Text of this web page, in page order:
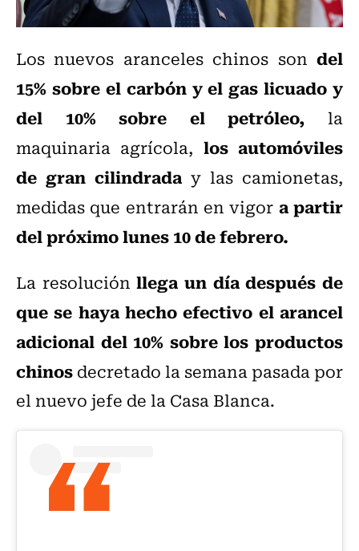
Los nuevos aranceles chinos son del
15% sobre el carbón y el gas licuado y
del 10% sobre el petróleo, la
maquinaria agrícola, los automóviles
de gran cilindrada y las camionetas,
medidas que entrarán en vigor a partir
del próximo lunes 10 de febrero.
La resoluciónllega un día después de
que se haya hecho efectivo el arancel
adicional del 10% sobre los productos
chinosdecretado la semana pasada por
el nuevo jefe de la Casa Blanca.